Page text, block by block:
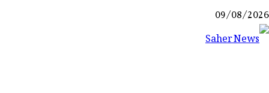
Skip
to
09/08/2026